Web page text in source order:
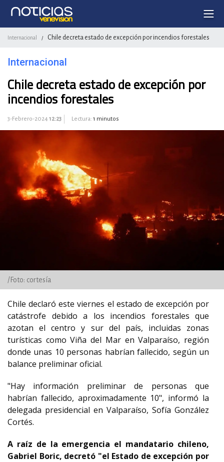
Internacional / Chile decreta estado de excepción por incendios forestales
Internacional
Chile decreta estado de excepción por
incendios forestales
3-Febrero-2024 12:23 Lectura: 1 minutos
/Foto: cortesía
Chile declaró este viernes el estado de excepción por
catástrofe debido a los incendios forestales que
azotan el centro y sur del país, incluidas zonas
turísticas como Viña del Mar en Valparaíso, región
donde unas 10 personas habrían fallecido, según un
balance preliminar oficial.
"Hay información preliminar de personas que
habrían fallecido, aproximadamente 10", informó la
delegada presidencial en Valparaíso, Sofía González
Cortés.
A raíz de la emergencia el mandatario chileno,
Gabriel Boric, decretó "el Estado de excepción por